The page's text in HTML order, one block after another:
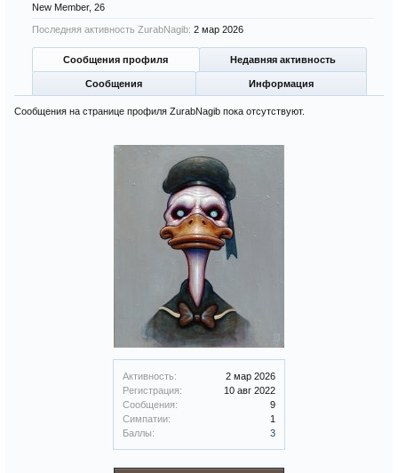
Активность:
2 мар 2026
Регистрация:
10 авг 2022
Сообщения:
9
Симпатии:
1
Баллы:
3
New Member, 26
Последняя активность ZurabNagib: 2 мар 2026
Сообщения профиля Недавняя активность
Сообщения Информация
Сообщения на странице профиля ZurabNagib пока отсутствуют.